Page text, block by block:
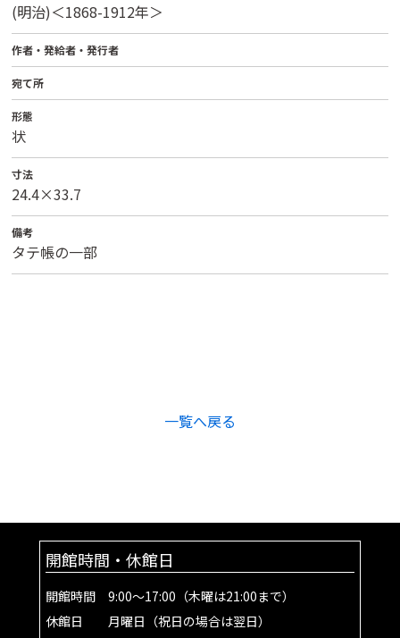
(明治)＜1868-1912年＞
作者・発給者・発行者
宛て所
形態
状
寸法
24.4×33.7
備考
タテ帳の一部
一覧へ戻る
開館時間・休館日
開館時間 9:00～17:00（木曜は21:00まで）
休館日 月曜日（祝日の場合は翌日）